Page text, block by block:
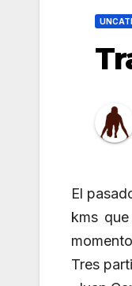
El
kms
Tres